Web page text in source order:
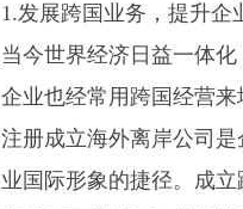
1.发展跨国业务，提升企
当今世界经济日益一体
企业也经常用跨国经营
注册成立海外离岸公司
业国际形象的捷径。成